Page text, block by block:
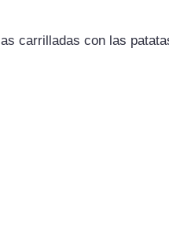
carrilladas con las